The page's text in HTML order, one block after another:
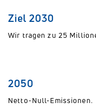
Ziel 2030
Wir tragen zu 25
2050
Netto-Null-Emissionen.